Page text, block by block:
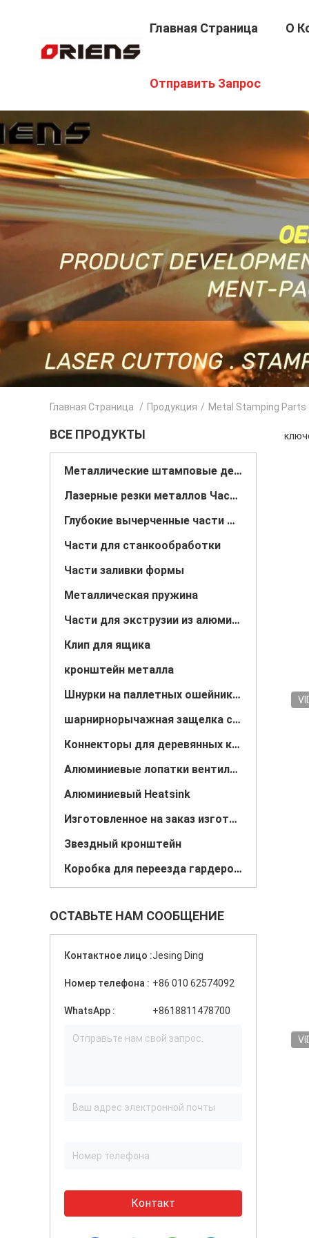
Главная Страница О
Отправить Запрос
Главная Страница / Продукция / Metal Stamping
ВСЕ ПРОДУКТЫ
Металлические штамповые детали
Лазерные резки металлов Части
Глубокие вычерченные части металла
Части для станкообработки
Части заливки формы
Металлическая пружина
Части для экструзии из алюминия
Клип для ящика
кронштейн металла
Шнурки на паллетных ошейниках
шарнирнорычажная защелка струбцины
Коннекторы для деревянных конструкций
Алюминиевые лопатки вентилятора
Алюминиевый Heatsink
Изготовленное на заказ изготовление металлического листа
Звездный кронштейн
Коробка для переезда гардероба/Штанга для вешалок
ОСТАВЬТЕ НАМ СООБЩЕНИЕ
Контактное лицо :Jesing Ding
Номер телефона : +86 010 62574092
WhatsApp : +8618811478700
Контакт